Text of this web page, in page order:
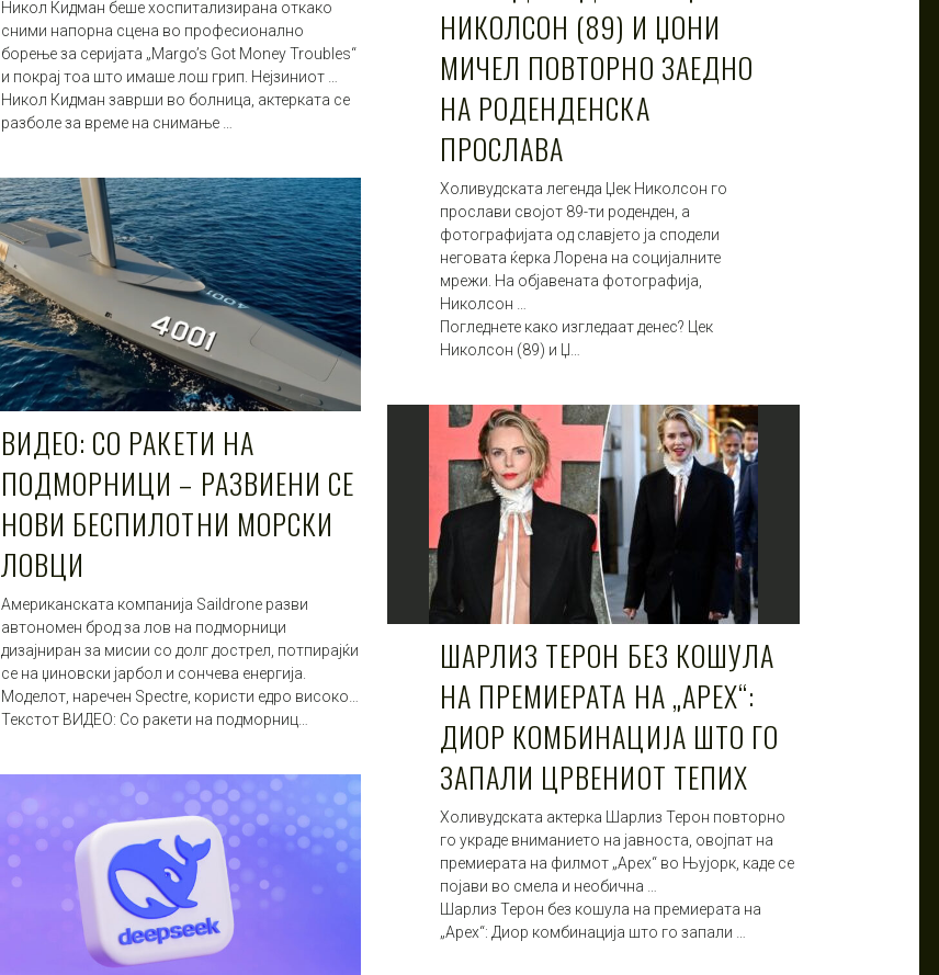
Никол Кидман беше хоспитализирана откако
сними напорна сцена во професионално
борење за серијата „Margo’s Got Money Troubles“
и покрај тоа што имаше лош грип. Нејзиниот …
Никол Кидман заврши во болница, актерката се
разболе за време на снимање …
НИКОЛСОН (89) И ЏОНИ
МИЧЕЛ ПОВТОРНО ЗАЕДНО
НА РОДЕНДЕНСКА
ПРОСЛАВА
Холивудската легенда Џек Николсон го
прослави својот 89-ти роденден, а
фотографијата од славјето ја сподели
неговата ќерка Лорена на социјалните
мрежи. На објавената фотографија,
Николсон …
Погледнете како изгледаат денес? Цек
Николсон (89) и Џ…
ВИДЕО: СО РАКЕТИ НА
ПОДМОРНИЦИ – РАЗВИЕНИ СЕ
НОВИ БЕСПИЛОТНИ МОРСКИ
ЛОВЦИ
Американската компанија Saildrone разви
автономен брод за лов на подморници
дизајниран за мисии со долг дострел, потпирајќи
се на џиновски јарбол и сончева енергија.
Моделот, наречен Spectre, користи едро високо…
Текстот ВИДЕО: Со ракети на подморниц…
ШАРЛИЗ ТЕРОН БЕЗ КОШУЛА
НА ПРЕМИЕРАТА НА „APEX“:
ДИОР КОМБИНАЦИЈА ШТО ГО
ЗАПАЛИ ЦРВЕНИОТ ТЕПИХ
Холивудската актерка Шарлиз Терон повторно
го украде вниманието на јавноста, овојпат на
премиерата на филмот „Apex“ во Њујорк, каде се
појави во смела и необична …
Шарлиз Терон без кошула на премиерата на
„Apex“: Диор комбинација што го запали …